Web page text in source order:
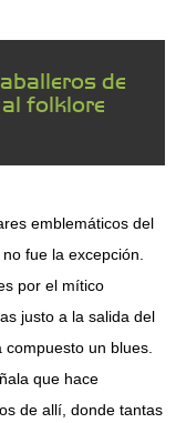
de
folklore
emblemáticos del
fue la excepción.
por el mítico
justo a la salida del
un blues.
que hace
de allí, donde tantas